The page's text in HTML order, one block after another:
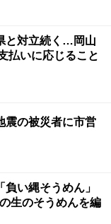
と対立続く…岡山
払いに応じること
震の被災者に市営
い縄そうめん」
生のそうめんを編